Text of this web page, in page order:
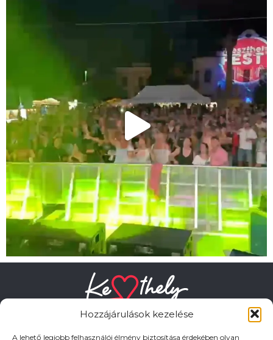
Hozzájárulások kezelése
A lehető legjobb felhasználói élmény biztosítása érdekében olyan